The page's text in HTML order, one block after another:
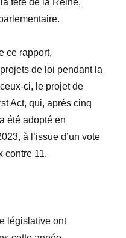
fête de la Reine,
ce rapport,
de loi pendant la
ci, le projet de
Act, qui, après cinq
été adopté en
à l’issue d’un vote
contre 11.
législative ont